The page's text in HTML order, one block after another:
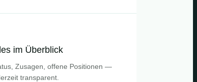
im Überblick
Zusagen, offene Positionen —
transparent.